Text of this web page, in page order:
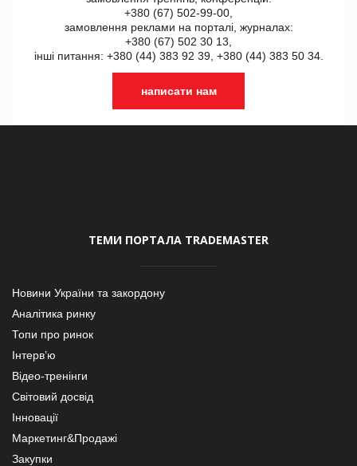
+380 (67) 502-99-00,
замовлення реклами на порталі, журналах:
+380 (67) 502 30 13,
інші питання: +380 (44) 383 92 39, +380 (44) 383 50 34.
написати нам
ТЕМИ ПОРТАЛА TRADEMASTER
Новини України та закордону
Аналітика ринку
Топи про ринок
Інтерв’ю
Відео-тренінги
Світовий досвід
Інновації
Маркетинг&Продажі
Закупки